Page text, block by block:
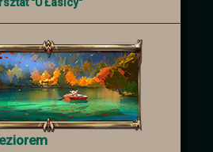
nastąpił ponad miesiąc